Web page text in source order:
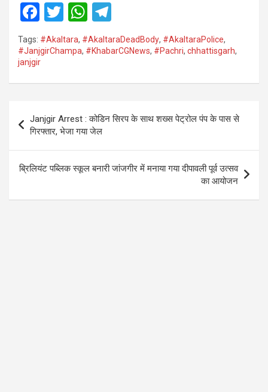
F
a
ce
b
o
k
T
wi
tt
W
h
at
A
p
p
el
e
a
Tags: #Akaltara, #AkaltaraDeadBody, #AkaltaraPolice,
#JanjgirChampa, #KhabarCGNews, #Pachri, chhattisgarh,
janjgir
navigation
Janjgir Arrest : कोडिन सिरप के साथ शख्स पेट्रोल पंप के पास से
गिरफ्तार, भेजा गया जेल
ब्रिलियंट पब्लिक स्कूल बनारी जांजगीर में मनाया गया दीपावली पूर्व उत्सव
का आयोजन